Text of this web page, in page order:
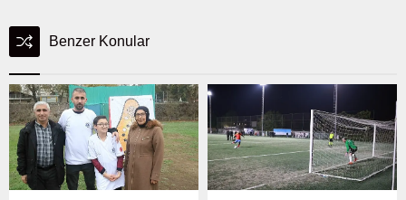
Benzer Konular